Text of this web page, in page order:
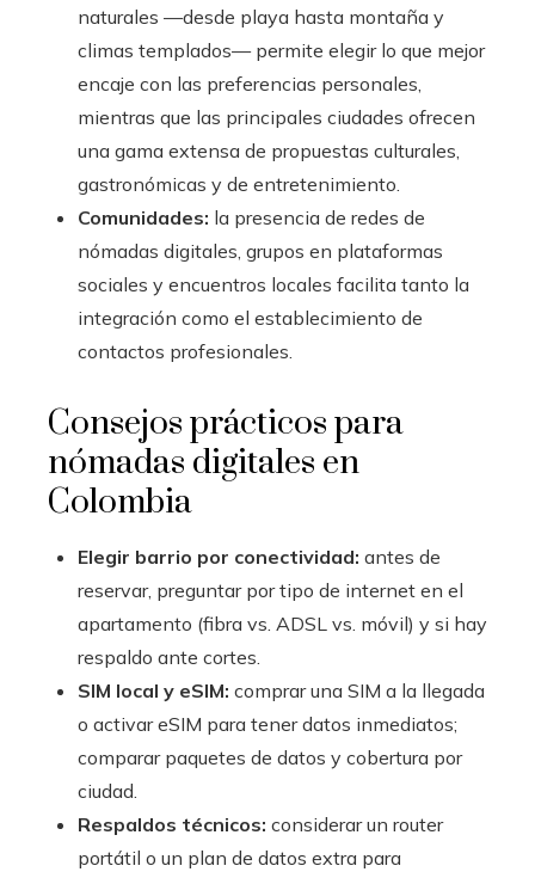
naturales —desde playa hasta montaña y
climas templados— permite elegir lo que mejor
encaje con las preferencias personales,
mientras que las principales ciudades ofrecen
una gama extensa de propuestas culturales,
gastronómicas y de entretenimiento.
Comunidades: la presencia de redes de
nómadas digitales, grupos en plataformas
sociales y encuentros locales facilita tanto la
integración como el establecimiento de
contactos profesionales.
Consejos prácticos para
nómadas digitales en
Colombia
Elegir barrio por conectividad: antes de
reservar, preguntar por tipo de internet en el
apartamento (fibra vs. ADSL vs. móvil) y si hay
respaldo ante cortes.
SIM local y eSIM: comprar una SIM a la llegada
o activar eSIM para tener datos inmediatos;
comparar paquetes de datos y cobertura por
ciudad.
Respaldos técnicos: considerar un router
portátil o un plan de datos extra para